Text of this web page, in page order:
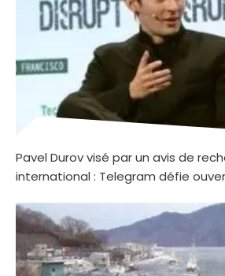
Pavel Durov visé par un avis de
international : Telegram défie